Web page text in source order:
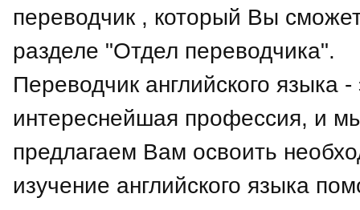
переводчик , который Вы
разделе "Отдел переводчика".
Переводчик английского языка -
интереснейшая профессия, и
предлагаем Вам освоить
изучение английского языка